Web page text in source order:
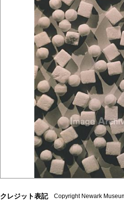
クレジット表記 Copyright Newark